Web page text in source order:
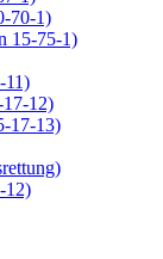
70-1)
15-75-1)
11)
12)
17-13)
12)